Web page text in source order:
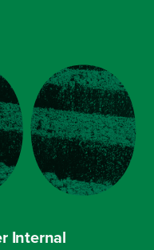
Internal